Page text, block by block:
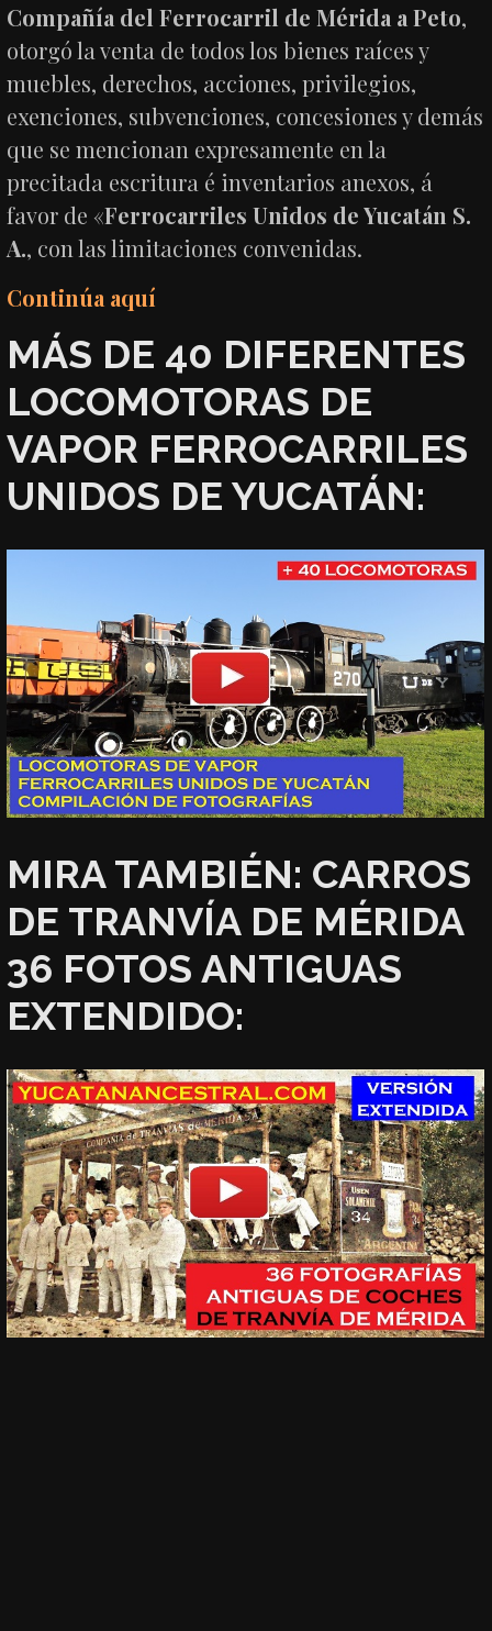
Compañía del Ferrocarril de Mérida a Peto,
otorgó la venta de todos los bienes raíces y
muebles, derechos, acciones, privilegios,
exenciones, subvenciones, concesiones y demás
que se mencionan expresamente en la
precitada escritura é inventarios anexos, á
favor de «Ferrocarriles Unidos de Yucatán S.
A., con las limitaciones convenidas.
Continúa aquí
MÁS DE 40 DIFERENTES
LOCOMOTORAS DE
VAPOR FERROCARRILES
UNIDOS DE YUCATÁN:
MIRA TAMBIÉN: CARROS
DE TRANVÍA DE MÉRIDA
36 FOTOS ANTIGUAS
EXTENDIDO: